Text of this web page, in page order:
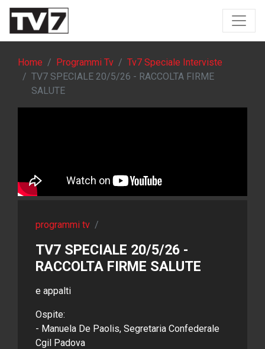
Home Programmi Tv
Tv7 Speciale Interviste
TV7 SPECIALE 20/5/26 - RACCOLTA FIRME
SALUTE
programmi tv /
TV7 SPECIALE 20/5/26 -
RACCOLTA FIRME SALUTE
e appalti
Ospite:
- Manuela De Paolis, Segretaria Confederale
Cgil Padova